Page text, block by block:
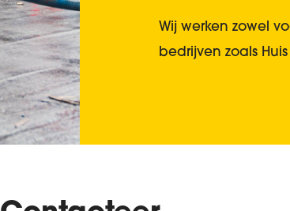
Wij werken zowel
bedrijven zoals